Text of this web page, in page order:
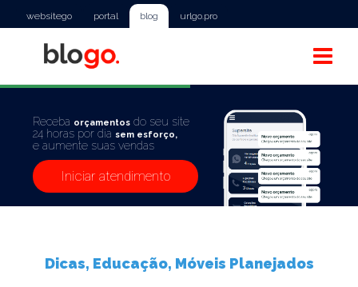
websitego portal blog urlgo.pro
Receba orçamentos do seu site
24 horas por dia sem esforço,
e aumente suas vendas
Iniciar atendimento
Dicas, Educação, Móveis Planejados